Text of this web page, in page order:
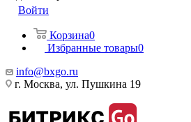
Войти
Корзина0
Избранные товары0
info@bxgo.ru
г. Москва, ул. Пушкина 19